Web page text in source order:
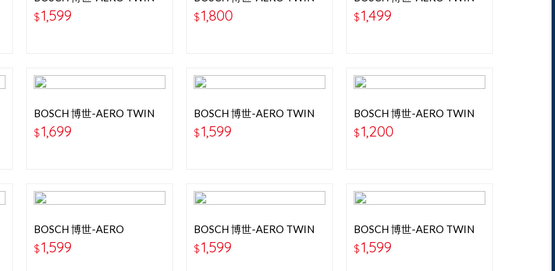
22+22吋 專用軟骨雨刷
$1,599
24+24吋專用軟骨雨刷 (賓士
09年W204.W212)
$1,800
24+23吋 專用軟骨雨刷
$1,499
BOSCH 博世-AERO TWIN
24+19吋 專用軟骨雨刷
$1,699
BOSCH 博世-AERO TWIN
24+19吋 專用軟骨雨刷
$1,599
BOSCH 博世-AERO TWIN
26+17吋 專用軟骨雨刷
$1,200
BOSCH 博世-AERO
TWIN28+26吋 專用軟骨雨
刷
$1,599
BOSCH 博世-AERO TWIN
26+19吋 專用軟骨雨刷
$1,599
BOSCH 博世-AERO TWIN
24+20吋 專用軟骨雨刷
$1,599